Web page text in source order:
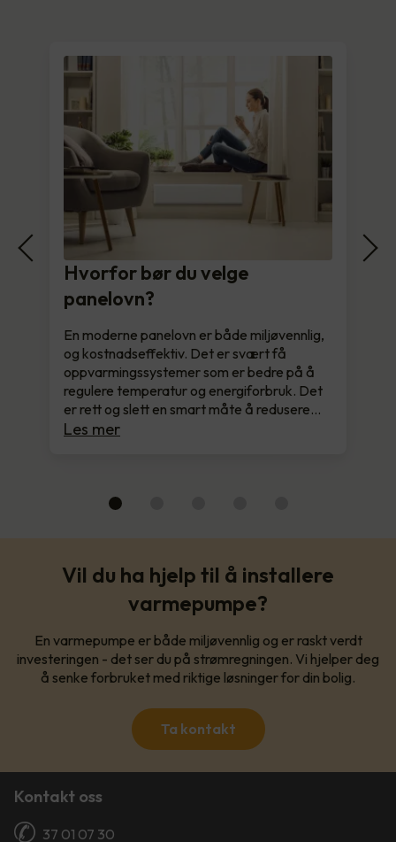
Hvorfor bør du velge
panelovn?
En moderne panelovn er både miljøvennlig,
og kostnadseffektiv. Det er svært få
oppvarmingssystemer som er bedre på å
regulere temperatur og energiforbruk. Det
er rett og slett en smart måte å redusere…
Les mer
Vil du ha hjelp til å installere
varmepumpe?
En varmepumpe er både miljøvennlig og er raskt verdt
investeringen - det ser du på strømregningen. Vi hjelper deg
å senke forbruket med riktige løsninger for din bolig.
Ta kontakt
Kontakt oss
37 01 07 30